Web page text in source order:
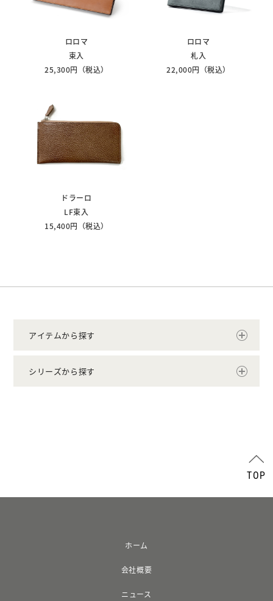
ロロマ
束入
25,300円（税込）
ロロマ
札入
22,000円（税込）
ドラーロ
LF束入
15,400円（税込）
アイテムから探す
シリーズから探す
TOP
ホーム
会社概要
ニュース